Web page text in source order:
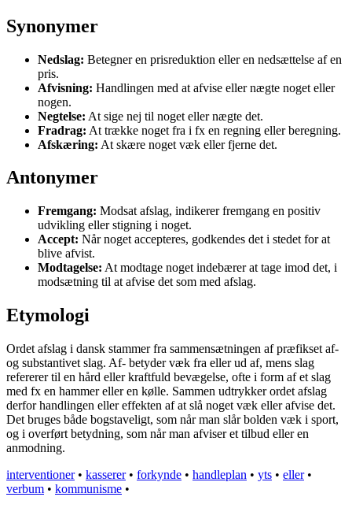
Synonymer
Nedslag: Betegner en prisreduktion eller en nedsættelse af en
pris.
Afvisning: Handlingen med at afvise eller nægte noget eller
nogen.
Negtelse: At sige nej til noget eller nægte det.
Fradrag: At trække noget fra i fx en regning eller beregning.
Afskæring: At skære noget væk eller fjerne det.
Antonymer
Fremgang: Modsat afslag, indikerer fremgang en positiv
udvikling eller stigning i noget.
Accept: Når noget accepteres, godkendes det i stedet for at
blive afvist.
Modtagelse: At modtage noget indebærer at tage imod det, i
modsætning til at afvise det som med afslag.
Etymologi
Ordet afslag i dansk stammer fra sammensætningen af præfikset af-
og substantivet slag. Af- betyder væk fra eller ud af, mens slag
refererer til en hård eller kraftfuld bevægelse, ofte i form af et slag
med fx en hammer eller en kølle. Sammen udtrykker ordet afslag
derfor handlingen eller effekten af at slå noget væk eller afvise det.
Det bruges både bogstaveligt, som når man slår bolden væk i sport,
og i overført betydning, som når man afviser et tilbud eller en
anmodning.
interventioner• kasserer• forkynde • handleplan • yts • eller•
verbum • kommunisme •